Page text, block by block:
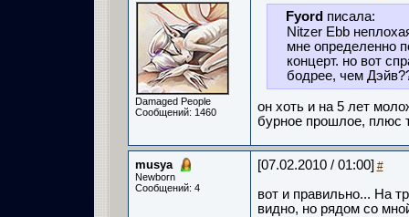
Damaged People
Сообщений: 1460
Fyord писала:
Nitzer Ebb
мне определенно
концерт. но вот
бодрее, чем
он хоть и на 5 лет
бурное прошлое, плюс
musya
Newborn
Сообщений: 4
[07.02.2010 / 01:00] #
вот и правильно... На
видно, но рядом со